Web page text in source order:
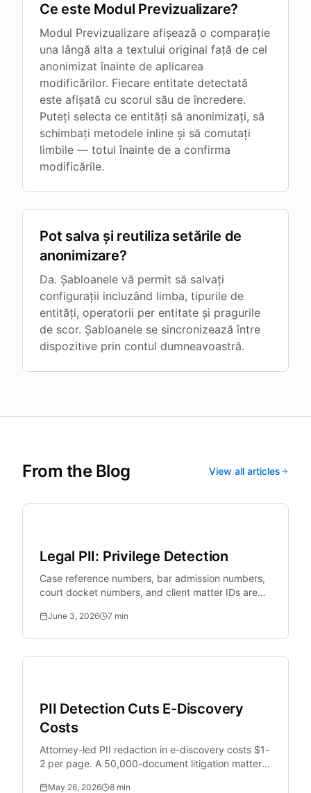
Ce este Modul Previzualizare?
Modul Previzualizare afișează o comparație
una lângă alta a textului original față de cel
anonimizat înainte de aplicarea
modificărilor. Fiecare entitate detectată
este afișată cu scorul său de încredere.
Puteți selecta ce entități să anonimizați, să
schimbați metodele inline și să comutați
limbile — totul înainte de a confirma
modificările.
Pot salva și reutiliza setările de
anonimizare?
Da. Șabloanele vă permit să salvați
configurații incluzând limba, tipurile de
entități, operatorii per entitate și pragurile
de scor. Șabloanele se sincronizează între
dispozitive prin contul dumneavoastră.
From the Blog View all articles
Legal PII: Privilege Detection
Case reference numbers, bar admission numbers,
court docket numbers, and client matter IDs are
miss.
June 3, 2026 7 min
PII Detection Cuts E-Discovery
Costs
Attorney-led PII redaction in e-discovery costs $1-
2 per page. A 50,000-document litigation matter
May 26, 2026 8 min